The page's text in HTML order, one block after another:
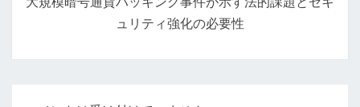
ョ
ュリティ強化の必要性